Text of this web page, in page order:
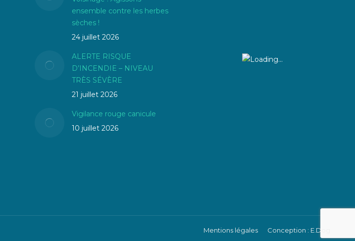
ensemble contre les herbes
sèches !
24 juillet 2026
ALERTE RISQUE
D’INCENDIE – NIVEAU
TRÈS SÉVÈRE
21 juillet 2026
Vigilance rouge canicule
10 juillet 2026
Mentions légales Conception : E.Dog